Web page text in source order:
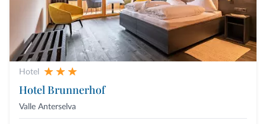
Hotel
Hotel Brunnerhof
Valle Anterselva